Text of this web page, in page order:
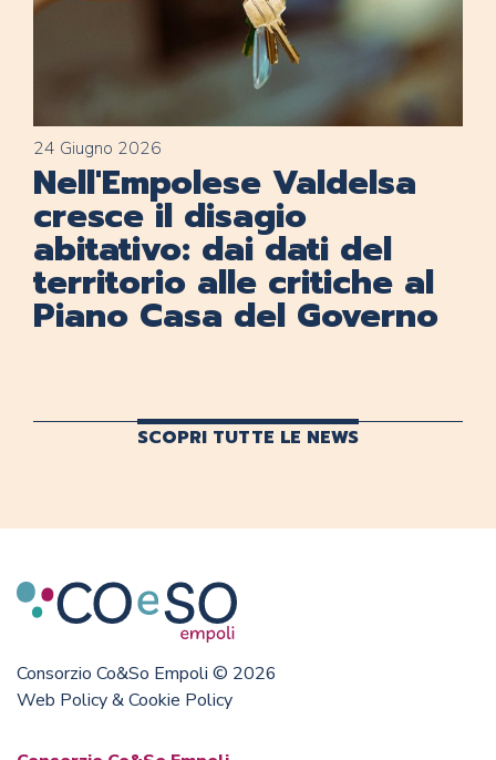
24 Giugno 2026
Nell'Empolese Valdelsa
cresce il disagio
abitativo: dai dati del
territorio alle critiche al
Piano Casa del Governo
SCOPRI TUTTE LE NEWS
Consorzio Co&So Empoli © 2026
Web Policy & Cookie Policy